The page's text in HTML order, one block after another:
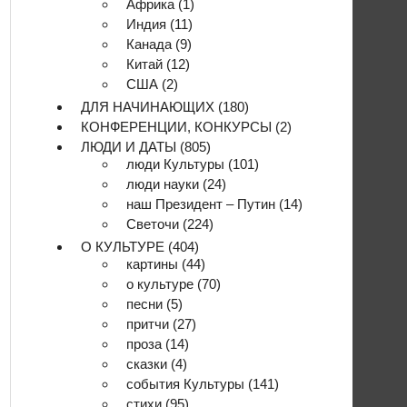
Африка (1)
Индия (11)
Канада (9)
Китай (12)
США (2)
ДЛЯ НАЧИНАЮЩИХ (180)
КОНФЕРЕНЦИИ, КОНКУРСЫ (2)
ЛЮДИ И ДАТЫ (805)
люди Культуры (101)
люди науки (24)
наш Президент – Путин (14)
Светочи (224)
О КУЛЬТУРЕ (404)
картины (44)
о культуре (70)
песни (5)
притчи (27)
проза (14)
сказки (4)
события Культуры (141)